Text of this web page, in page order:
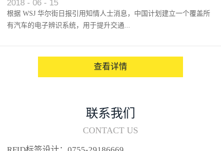
架构辨识系统
2018 - 06 - 15
根据 WSJ 华尔街日报引用知情人士消息，中国计划建立一个覆盖所
有汽车的电子辨识系统，用于提升交通...
查看详情
联系我们
CONTACT US